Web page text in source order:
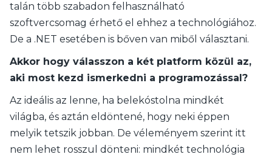
talán több szabadon felhasználható
szoftvercsomag érhető el ehhez a technológiához.
De a .NET esetében is bőven van miből választani.
Akkor hogy válasszon a két platform közül az,
aki most kezd ismerkedni a programozással?
Az ideális az lenne, ha belekóstolna mindkét
világba, és aztán eldöntené, hogy neki éppen
melyik tetszik jobban. De véleményem szerint itt
nem lehet rosszul dönteni: mindkét technológia